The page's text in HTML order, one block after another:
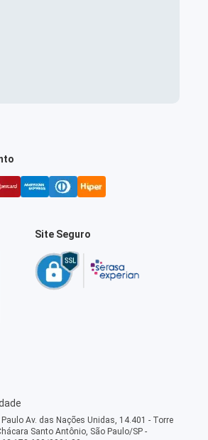
Site Seguro
Av. das Nações Unidas, 14.401 - Torre
Santo Antônio, São Paulo/SP -